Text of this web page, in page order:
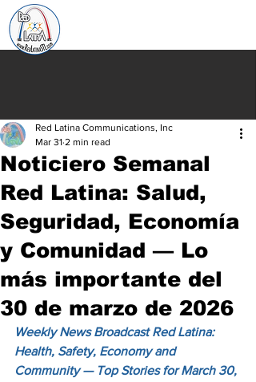
Noticiero Semanal
Red Latina: Salud,
Seguridad, Economía
y Comunidad — Lo
más importante del
30 de marzo de 2026
Red Latina Communications, Inc
Mar 31 2 min read
Weekly News Broadcast Red Latina:
Health, Safety, Economy and
Community — Top Stories for March 30,